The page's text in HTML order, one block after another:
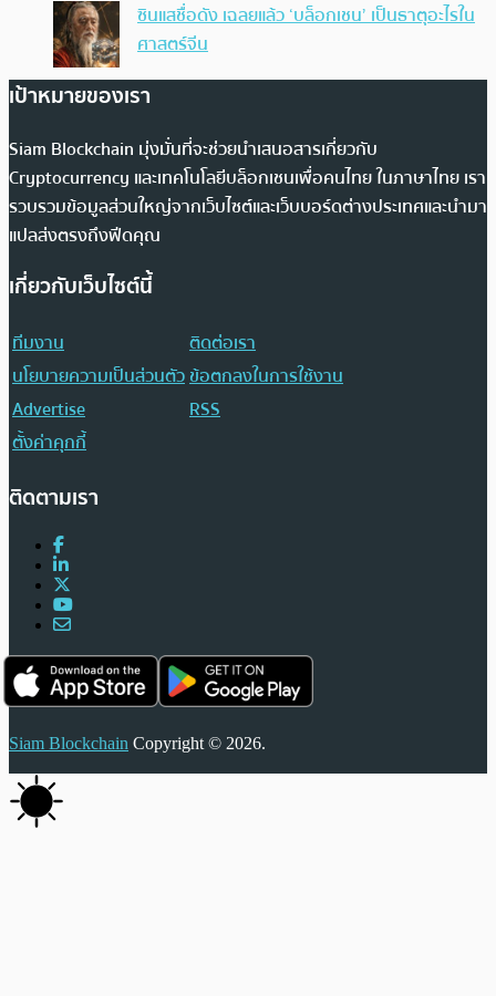
ซินแสชื่อดัง เฉลยแล้ว ‘บล็อกเชน’ เป็นธาตุอะไรใน
ศาสตร์จีน
เป้าหมายของเรา
Siam Blockchain มุ่งมั่นที่จะช่วยนำเสนอสารเกี่ยวกับ
Cryptocurrency และเทคโนโลยีบล็อกเชนเพื่อคนไทย ในภาษาไทย เรา
รวบรวมข้อมูลส่วนใหญ่จากเว็บไซต์และเว็บบอร์ดต่างประเทศและนำมา
แปลส่งตรงถึงฟีดคุณ
เกี่ยวกับเว็บไซต์นี้
ทีมงาน
ติดต่อเรา
นโยบายความเป็นส่วนตัวข้อตกลงในการใช้งาน
Advertise
RSS
ตั้งค่าคุกกี้
ติดตามเรา
Siam Blockchain Copyright © 2026.